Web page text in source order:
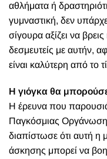
αθλήματα ή
γυμναστική, δεν
σίγουρα αξίζει να
δεσμευτείς με αυτήν,
είναι καλύτερη από το
Η γιόγκα θα μπορούσε
Η έρευνα που
Παγκόσμιας
διαπίστωσε ότι αυτή η
άσκησης μπορεί να